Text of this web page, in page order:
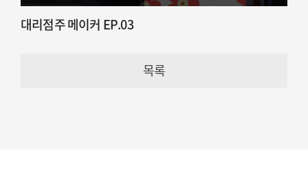
대리점주 메이커 EP.03
목록